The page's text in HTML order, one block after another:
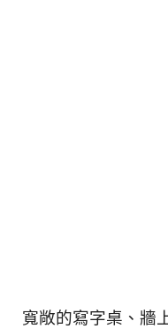
寬敞的寫字桌、牆